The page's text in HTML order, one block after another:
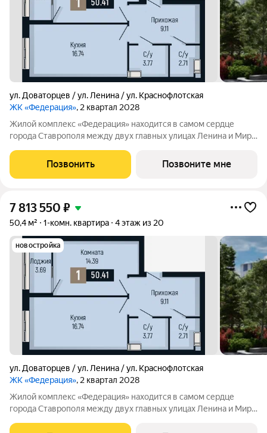
ул. Доваторцев / ул. Ленина / ул. Краснофлотская
ЖК «Федерация», 2 квартал 2028
Жилой комплекс «Федерация» находится в самом сердце
города Ставрополя между двух главных улицах Ленина и Мира,
Доваторцев. Зеленый двор способен придать новый уровень
качеству жизни, а его хозяину
Позвонить Позвоните мне
7 813 550 ₽
50,4 м² 1-комн. квартира 4 этаж из 20
новостройка
ул. Доваторцев / ул. Ленина / ул. Краснофлотская
ЖК «Федерация», 2 квартал 2028
Жилой комплекс «Федерация» находится в самом сердце
города Ставрополя между двух главных улицах Ленина и Мира,